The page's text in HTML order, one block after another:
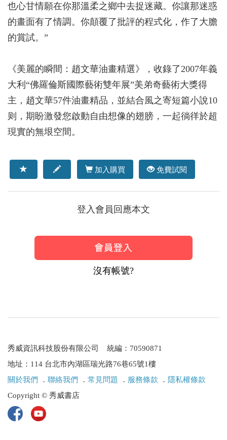
也心甘情願在你那溫柔之鄉中去捉迷藏。你讓那迷惑
的畫面有了情調。你顛覆了批評的程式化，作了大膽
的賞試。”
《美麗的瞬間：趙文華油畫精選》，收錄了2007年義
大利“佛羅倫斯國際藝術雙年展”美弟奇藝術大獎得
主，趙文華57件油畫精品，並結合風之寄短篇小說10
则，期盼激發您啟動自由想像的翅膀，一起徜徉於超
現實的無垠空間。
加入購買 免費試閱
登入會員回應本文
沒有帳號?
秀威資訊科技股份有限公司 統編：70590871
地址：114 台北市內湖區瑞光路76巷65號1樓
關於我們
． 聯絡我們 ． 常見問題 ． 服務條款 ． 隱私權條款
Copyright © 秀威書店